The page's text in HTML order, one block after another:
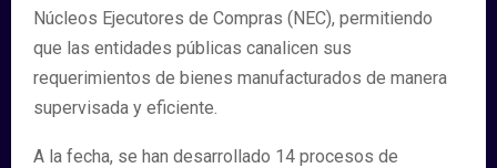
Núcleos Ejecutores de Compras (NEC), permitiendo
que las entidades públicas canalicen sus
requerimientos de bienes manufacturados de manera
supervisada y eficiente.
A la fecha, se han desarrollado 14 procesos de